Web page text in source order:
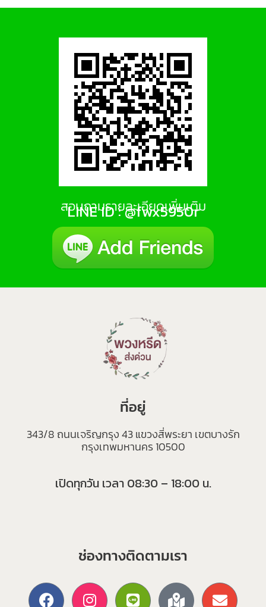
สอบถามรายละเอียดเพิ่มเติม
LINE ID : @fwx5950r
ที่อยู่
343/8 ถนนเจริญกรุง 43 แขวงสี่พระยา เขตบางรัก
กรุงเทพมหานคร 10500
เปิดทุกวัน เวลา 08:30 – 18:00 น.
ช่องทางติดตามเรา